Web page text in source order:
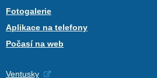
Fotogalerie
Aplikace na telefony
Počasí na web
Ventusky